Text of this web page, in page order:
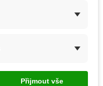
Přijmout vše